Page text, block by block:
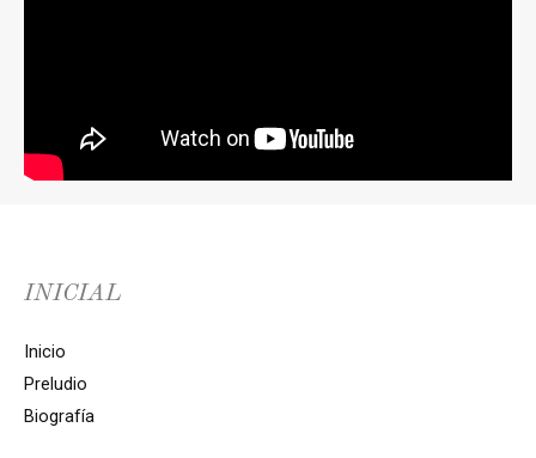
INICIAL
Inicio
Preludio
Biografía